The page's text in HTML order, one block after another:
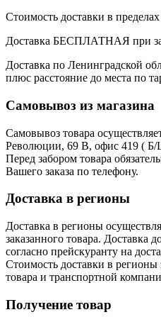
Стоимость доставки в
Доставка БЕСПЛАТНАЯ при
Доставка по Ленинградской
плюс расстояние до места по
Самовывоз из магазина
Самовывоз товара
Революции, 69 В, офис 419 (
Перед забором товара
Вашего заказа по телефону.
Доставка в регионы
Доставка в регионы
заказанного товара. Доставка
согласно прейскуранту на
Стоимость доставки в
товара и транспортной
Получение товар